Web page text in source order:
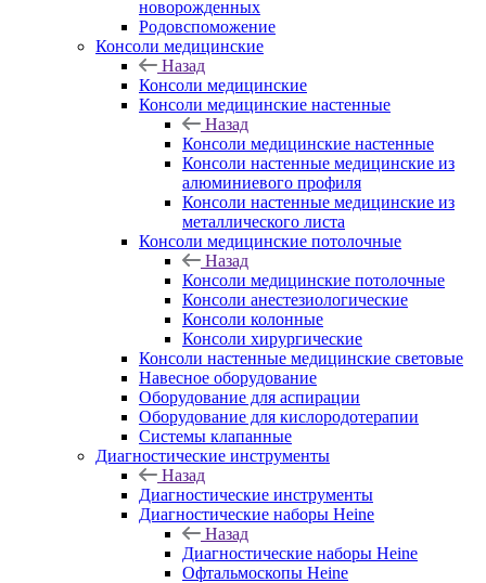
новорожденных
Родовспоможение
Консоли медицинские
Назад
Консоли медицинские
Консоли медицинские настенные
Назад
Консоли медицинские настенные
Консоли настенные медицинские из
алюминиевого профиля
Консоли настенные медицинские из
металлического листа
Консоли медицинские потолочные
Назад
Консоли медицинские потолочные
Консоли анестезиологические
Консоли колонные
Консоли хирургические
Консоли настенные медицинские световые
Навесное оборудование
Оборудование для аспирации
Оборудование для кислородотерапии
Системы клапанные
Диагностические инструменты
Назад
Диагностические инструменты
Диагностические наборы Heine
Назад
Диагностические наборы Heine
Офтальмоскопы Heine